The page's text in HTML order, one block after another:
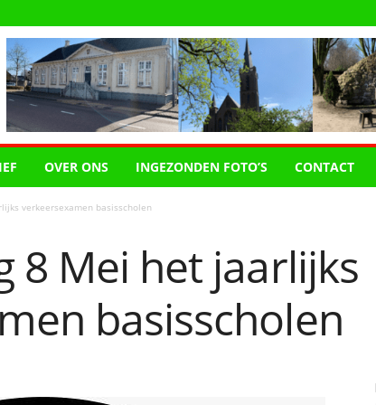
OVER ONS INGEZONDEN FOTO’S CONTACT
verkeersexamen basisscholen
8 Mei het jaarlijks
basisscholen